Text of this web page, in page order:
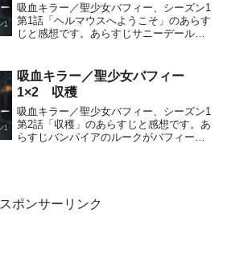
吸血キラー／聖少女バフィー、シーズン1
第1話「ヘルマウスへようこそ」のあらす
じと感想です。あらすじサニーデール高
バフィー・サマーズ。ごく普通の女子高
生に見えるが、彼...
吸血キラー／聖少女バフィー
1×2 収穫
吸血キラー／聖少女バフィー、シーズン1
第2話「収穫」のあらすじと感想です。あ
らすじバンパイアのルークがバフィーの
スポンサーリンク